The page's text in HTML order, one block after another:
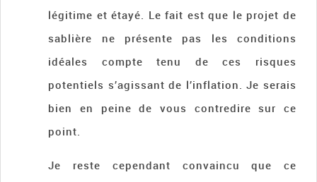
légitime et étayé. Le fait est que le projet de
sablière ne présente pas les conditions
idéales compte tenu de ces risques
potentiels s’agissant de l’inflation. Je serais
bien en peine de vous contredire sur ce
point.
Je reste cependant convaincu que ce